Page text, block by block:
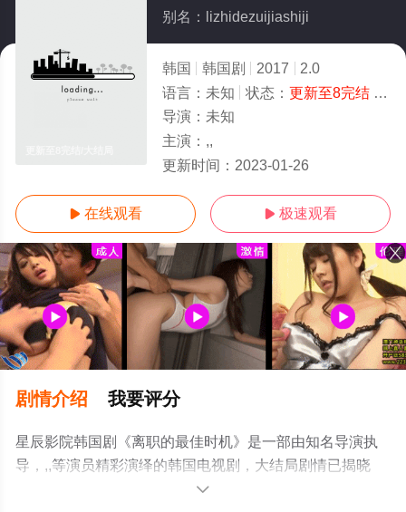
别名：lizhidezuijiashiji
韩国 韩国剧 2017
2.0
语言： 未知 状态： 更新至8完结- 免费在线观看
导演： 未知
主演： ,,
更新时间： 2023-01-26
 在线观看  极速观看
剧情介绍 我要评分
星辰影院韩国剧《离职的最佳时机》是一部由知名导演执
导，,,等演员精彩演绎的韩国电视剧，大结局剧情已揭晓
（更新至8完结），手机免费观看高清无删减完整版电视剧
